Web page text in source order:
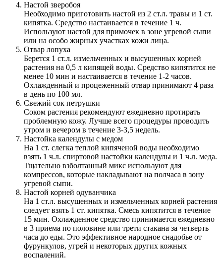
Настой зверобоя
Необходимо приготовить настой из 2 ст.л. травы и 1 ст.
кипятка. Средство настаивается в течение 1 ч.
Используют настой для примочек в зоне угревой сыпи
или на особо жирных участках кожи лица.
Отвар лопуха
Берется 1 ст.л. измельченных и высушенных корней
растения на 0,5 л кипящей воды. Средство кипятится не
менее 10 мин и настаивается в течение 1-2 часов.
Охлажденный и процеженный отвар принимают 4 раза
в день по 100 мл.
Свежий сок петрушки
Соком растения рекомендуют ежедневно протирать
проблемную кожу. Лучше всего процедуры проводить
утром и вечером в течение 3-3,5 недель.
Настойка календулы с медом
На 1 ст. слегка теплой кипяченой воды необходимо
взять 1 ч.л. спиртовой настойки календулы и 1 ч.л. меда.
Тщательно взболтанный микс используют для
компрессов, которые накладывают на полчаса в зону
угревой сыпи.
Настой корней одуванчика
На 1 ст.л. высушенных и измельченных корней растения
следует взять 1 ст. кипятка. Смесь кипятится в течение
15 мин. Охлажденное средство принимается ежедневно
в 3 приема по половине или трети стакана за четверть
часа до еды. Это эффективное народное снадобье от
фурункулов, угрей и некоторых других кожных
воспалений.